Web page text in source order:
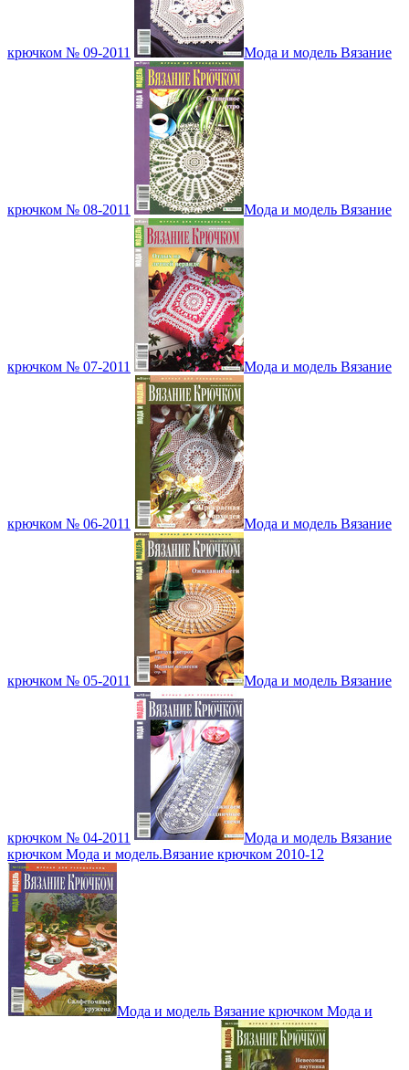
крючком № 09-2011 Мода и модель Вязание
крючком № 08-2011 Мода и модель Вязание
крючком № 07-2011 Мода и модель Вязание
крючком № 06-2011 Мода и модель Вязание
крючком № 05-2011 Мода и модель Вязание
крючком № 04-2011
Мода и модель Вязание
крючком Мода и модель.Вязание крючком 2010-12
Мода и модель Вязание крючком Мода и